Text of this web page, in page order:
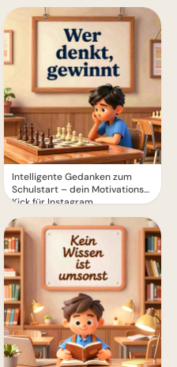
Intelligente Gedanken zum
Schulstart – dein Motivations-
Kick für Instagram